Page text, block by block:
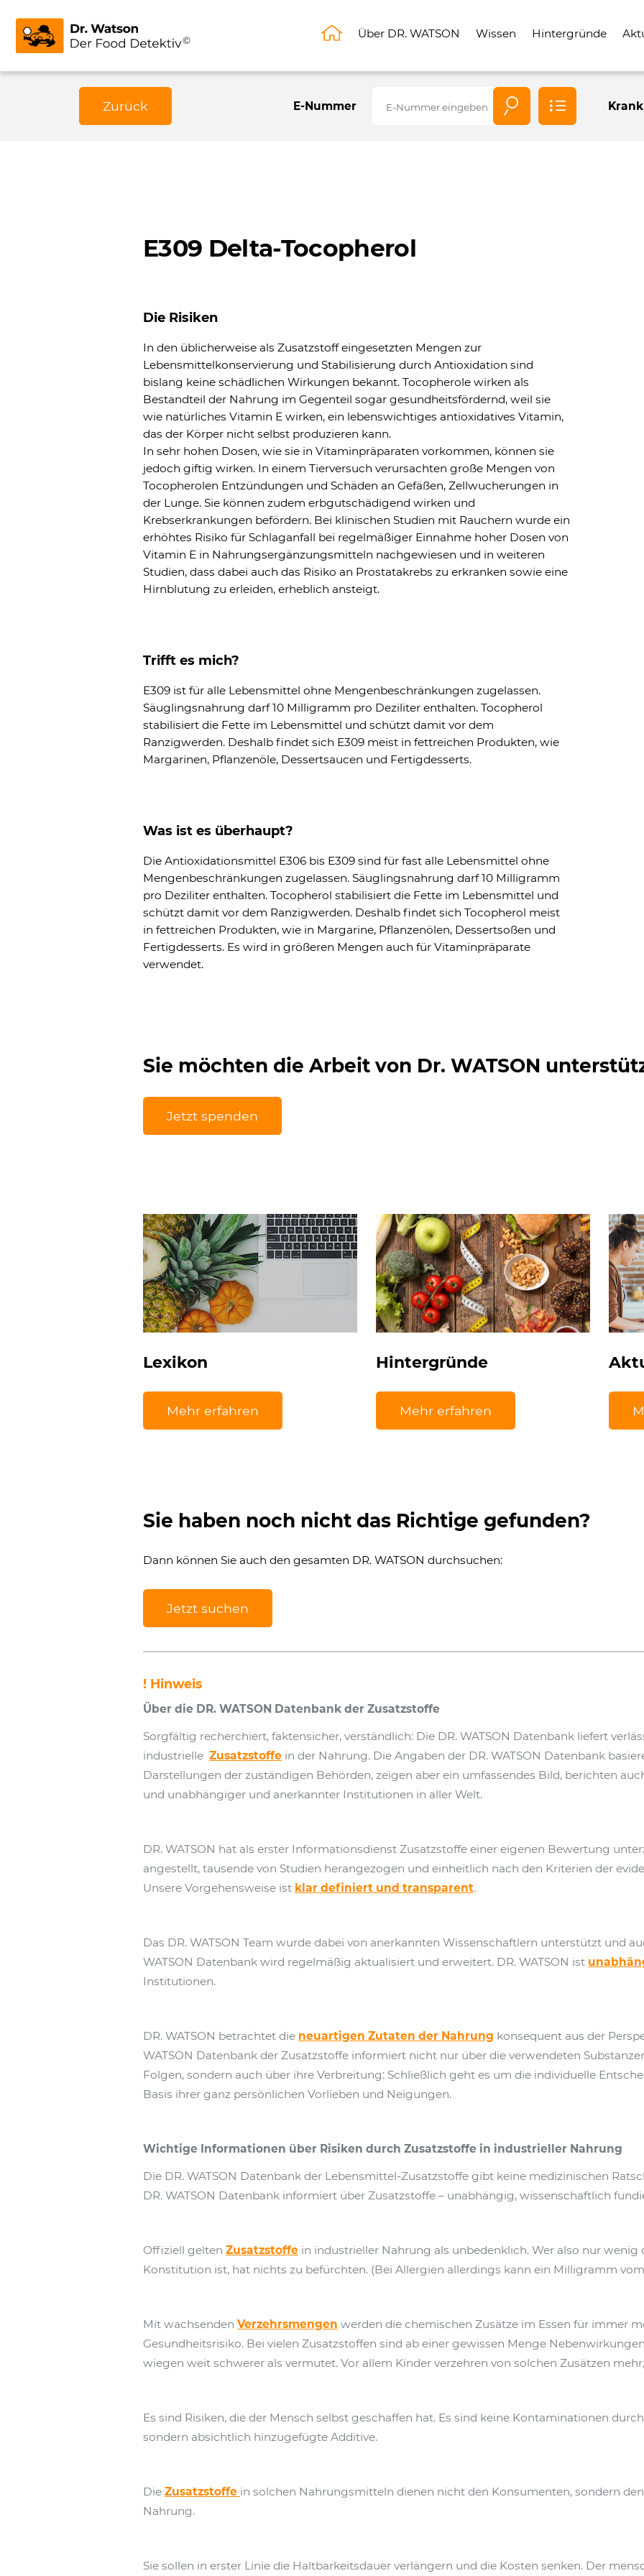
Über DR. WATSON Wissen Hintergründe
Zurück E-Nummer
Alle
E309 Delta-Tocopherol
Die Risiken
In den üblicherweise als Zusatzstoff eingesetzten Mengen zur
Lebensmittelkonservierung und Stabilisierung durch Antioxidation sind
bislang keine schädlichen Wirkungen bekannt. Tocopherole wirken als
Bestandteil der Nahrung im Gegenteil sogar gesundheitsfördernd, weil sie
wie natürliches Vitamin E wirken, ein lebenswichtiges antioxidatives Vitamin,
das der Körper nicht selbst produzieren kann.
In sehr hohen Dosen, wie sie in Vitaminpräparaten vorkommen, können sie
jedoch giftig wirken. In einem Tierversuch verursachten große Mengen von
Tocopherolen Entzündungen und Schäden an Gefäßen, Zellwucherungen in
der Lunge. Sie können zudem erbgutschädigend wirken und
Krebserkrankungen befördern. Bei klinischen Studien mit Rauchern wurde ein
erhöhtes Risiko für Schlaganfall bei regelmäßiger Einnahme hoher Dosen von
Vitamin E in Nahrungsergänzungsmitteln nachgewiesen und in weiteren
Studien, dass dabei auch das Risiko an Prostatakrebs zu erkranken sowie eine
Hirnblutung zu erleiden, erheblich ansteigt.
Trifft es mich?
E309 ist für alle Lebensmittel ohne Mengenbeschränkungen zugelassen.
Säuglingsnahrung darf 10 Milligramm pro Deziliter enthalten. Tocopherol
stabilisiert die Fette im Lebensmittel und schützt damit vor dem
Ranzigwerden. Deshalb findet sich E309 meist in fettreichen Produkten, wie
Margarinen, Pflanzenöle, Dessertsaucen und Fertigdesserts.
Was ist es überhaupt?
Die Antioxidationsmittel E306 bis E309 sind für fast alle Lebensmittel ohne
Mengenbeschränkungen zugelassen. Säuglingsnahrung darf 10 Milligramm
pro Deziliter enthalten. Tocopherol stabilisiert die Fette im Lebensmittel und
schützt damit vor dem Ranzigwerden. Deshalb findet sich Tocopherol meist
in fettreichen Produkten, wie in Margarine, Pflanzenölen, Dessertsoßen und
Fertigdesserts. Es wird in größeren Mengen auch für Vitaminpräparate
verwendet.
Sie möchten die Arbeit von Dr. WATSON
Jetzt spenden
Lexikon
Mehr erfahren
Hintergründe
Mehr erfahren
Sie haben noch nicht das Richtige gefunden?
Dann können Sie auch den gesamten DR. WATSON durchsuchen:
Jetzt suchen
! Hinweis
Über die DR. WATSON Datenbank der Zusatzstoffe
Sorgfältig recherchiert, faktensicher, verständlich: Die DR. WATSON Datenbank liefert
industrielle Zusatzstoffe in der Nahrung. Die Angaben der DR. WATSON Datenbank
Darstellungen der zuständigen Behörden, zeigen aber ein umfassendes Bild, berichten
und unabhängiger und anerkannter Institutionen in aller Welt.
DR. WATSON hat als erster Informationsdienst Zusatzstoffe einer eigenen Bewertung
angestellt, tausende von Studien herangezogen und einheitlich nach den Kriterien der
Unsere Vorgehensweise ist klar definiert und transparent.
Das DR. WATSON Team wurde dabei von anerkannten Wissenschaftlern unterstützt und
WATSON Datenbank wird regelmäßig aktualisiert und erweitert. DR. WATSON ist
Institutionen.
DR. WATSON betrachtet die neuartigen Zutaten der Nahrung konsequent aus der
WATSON Datenbank der Zusatzstoffe informiert nicht nur über die verwendeten
Folgen, sondern auch über ihre Verbreitung: Schließlich geht es um die individuelle
Basis ihrer ganz persönlichen Vorlieben und Neigungen.
Wichtige Informationen über Risiken durch Zusatzstoffe in industrieller Nahrung
Die DR. WATSON Datenbank der Lebensmittel-Zusatzstoffe gibt keine medizinischen
DR. WATSON Datenbank informiert über Zusatzstoffe – unabhängig, wissenschaftlich
Offiziell gelten Zusatzstoffe in industrieller Nahrung als unbedenklich. Wer also nur wenig
Konstitution ist, hat nichts zu befürchten. (Bei Allergien allerdings kann ein Milligramm
Mit wachsenden Verzehrsmengen werden die chemischen Zusätze im Essen für immer
Gesundheitsrisiko. Bei vielen Zusatzstoffen sind ab einer gewissen Menge
wiegen weit schwerer als vermutet. Vor allem Kinder verzehren von solchen Zusätzen
Es sind Risiken, die der Mensch selbst geschaffen hat. Es sind keine Kontaminationen
sondern absichtlich hinzugefügte Additive.
Die Zusatzstoffe in solchen Nahrungsmitteln dienen nicht den Konsumenten, sondern
Nahrung.
Sie sollen in erster Linie die Haltbarkeitsdauer verlängern und die Kosten senken. Der